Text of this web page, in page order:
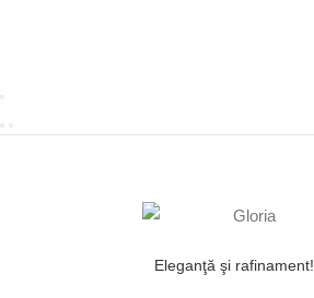
Eleganţă şi rafinament!